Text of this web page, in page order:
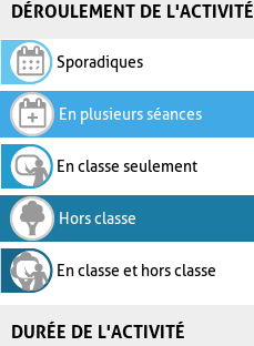
DÉROULEMENT DE L'ACTIVITÉ
Sporadiques
En plusieurs séances
En classe seulement
Hors classe
En classe et hors classe
DURÉE DE L'ACTIVITÉ